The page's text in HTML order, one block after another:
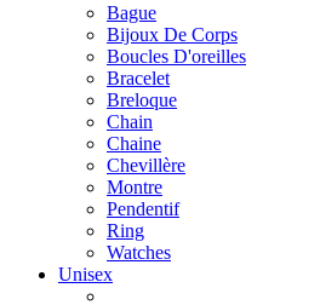
Bague
Bijoux De Corps
Boucles D'oreilles
Bracelet
Breloque
Chain
Chaine
Chevillère
Montre
Pendentif
Ring
Watches
Unisex